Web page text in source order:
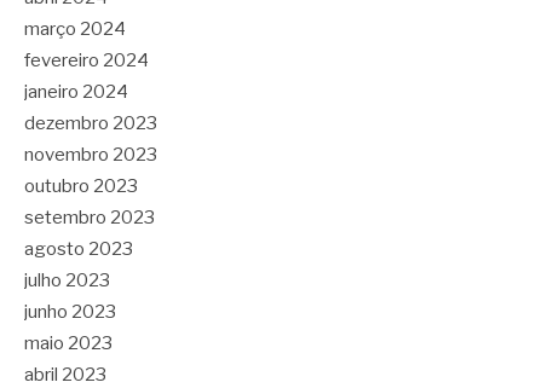
março 2024
fevereiro 2024
janeiro 2024
dezembro 2023
novembro 2023
outubro 2023
setembro 2023
agosto 2023
julho 2023
junho 2023
maio 2023
abril 2023